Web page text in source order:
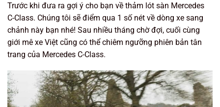
Trước khi đưa ra gợi ý cho bạn về thảm lót sàn Mercedes
C-Class. Chúng tôi sẽ điểm qua 1 số nét về dòng xe sang
chảnh này bạn nhé! Sau nhiều tháng chờ đợi, cuối cùng
giới mê xe Việt cũng có thể chiêm ngưỡng phiên bản tân
trang của Mercedes C-Class.